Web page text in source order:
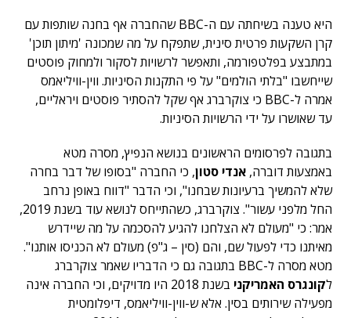
היא טענה בשיחתה עם ה-BBC שהחברה אף בחנה שותפות עם
קרן השקעות פרטית סינית, שתפקח על מה שמכונה 'מיתון תוכן'
במתבצע בפלטפורמה, ותאפשר לרשויות לסקור ולמחוק פוסטים
שייחשבו "בלתי הולמים" על פי התקנות הסיניות. ווין-וויליאמס
אמרה ל-BBC כי צוקרברג אף שקל להסתיר פוסטים ויראליים,
עד שאושרו על ידי הרשויות הסיניות.
בתגובה לפרסומים הראשונים בנושא הנפיץ, מסרה מטא
באמצעות דוברה, אנדי סטון, כי החברה "בסופו של דבר בחרה
שלא להמשיך ברעיונות שבחנו", וכי הדבר "דווח באופן נרחב
החל מלפני עשור". צוקרברג, כשהתייחס לנושא עוד בשנת 2019,
אמר: כי "מעולם לא הצלחנו להגיע להסכמה על מה שיידרש
מאיתנו כדי לפעול שם, והם (סין – ג"פ) מעולם לא הכניסו אותנו".
מטא מסרה ל-BBC בתגובה גם כי הדבריו שאמר צוקרברג
לקונגרס האמריקני
בשנת 2018 היו מדויקים, וכי החברה אינה
מפעילה שירותים בסין. אלא ש-ווין-וויליאמס, דיפלומטית